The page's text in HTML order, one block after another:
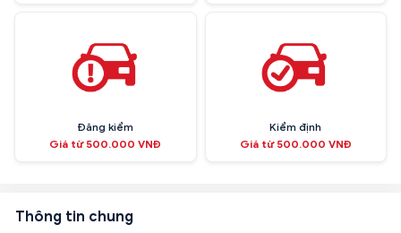
Đăng kiểm
Giá từ 500.000 VNĐ
Kiểm định
Giá từ 500.000 VNĐ
Thông tin chung